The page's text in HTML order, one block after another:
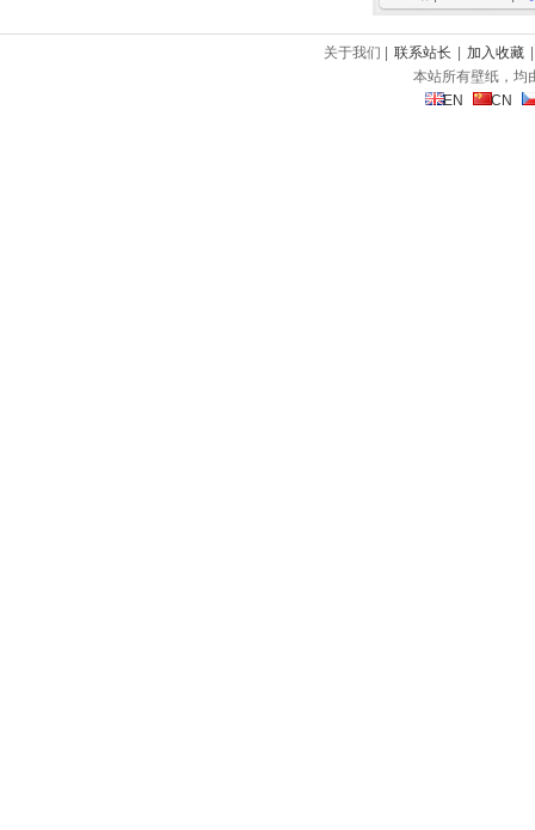
关于我们 | 联系站长 加入收藏
本站所有壁纸，均
EN
CN